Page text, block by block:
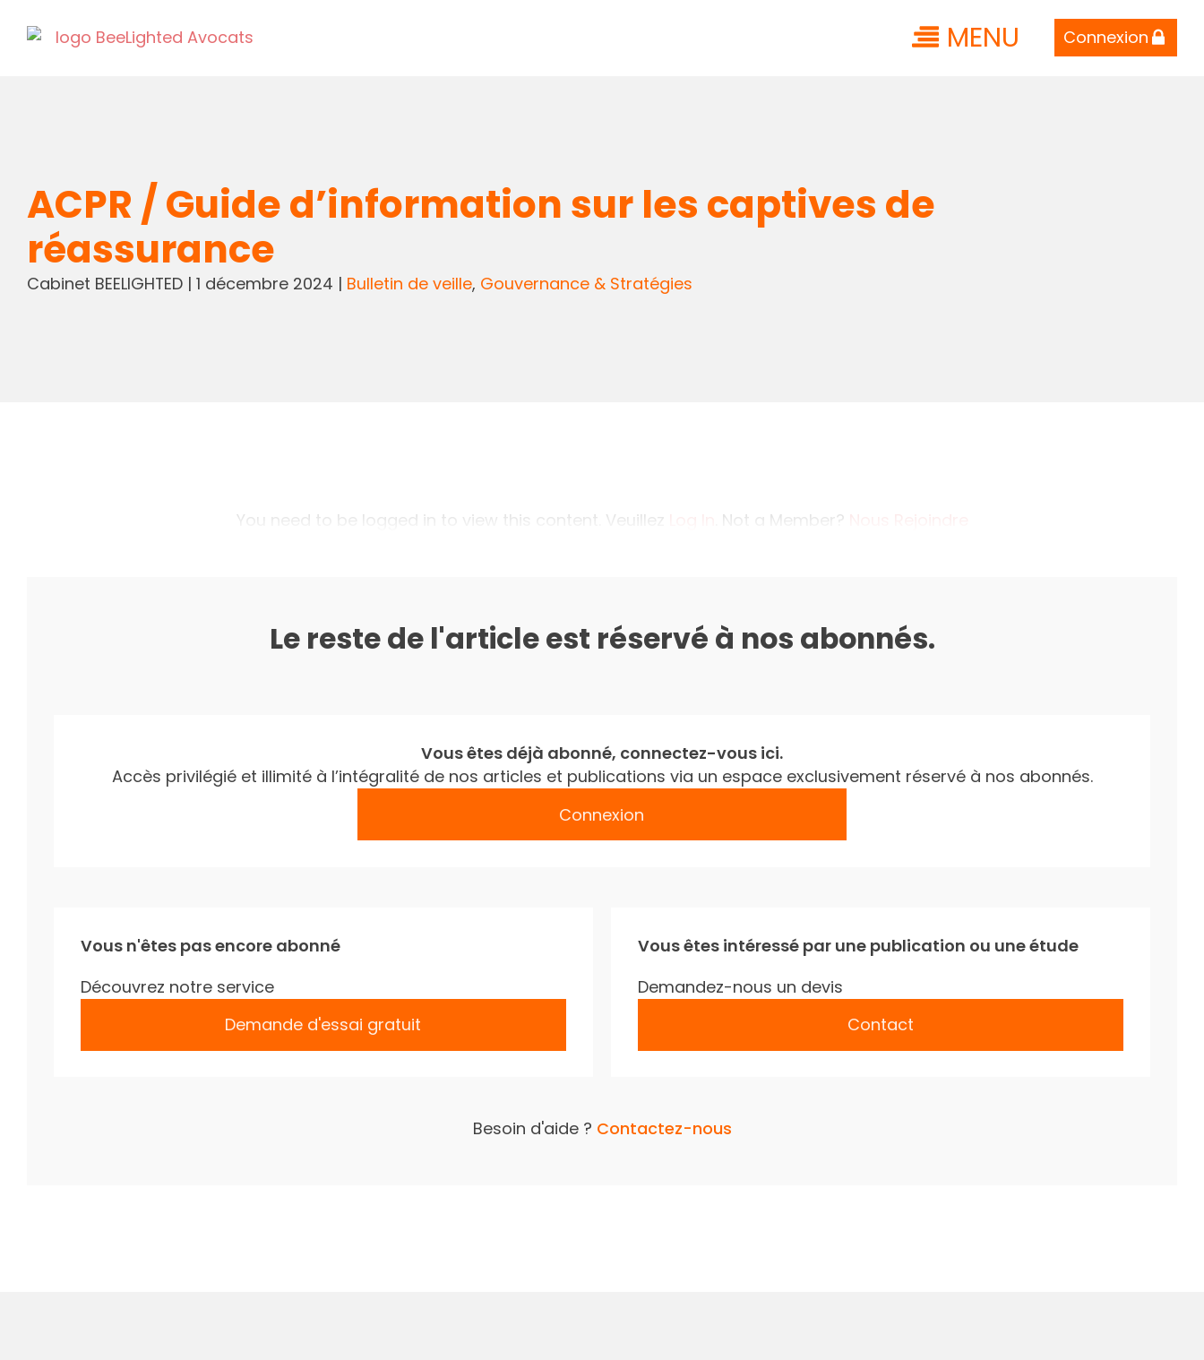
MENU Connexion
ACPR / Guide d’information sur les captives de
réassurance
Cabinet BEELIGHTED| 1 décembre 2024 | Bulletin de veille, Gouvernance & Stratégies
You need to be logged in to view this content. Veuillez . Not a Member?
Le reste de l'article est réservé à nos abonnés.
Vous êtes déjà abonné, connectez-vous ici.
Accès privilégié et illimité à l’intégralité de nos articles et publications via un espace exclusivement réservé à nos abonnés.
Connexion
Vous n'êtes pas encore abonné
Découvrez notre service
Demande d'essai gratuit
Vous êtes intéressé par une publication ou une étude
Demandez-nous un devis
Contact
Besoin d'aide ? Contactez-nous